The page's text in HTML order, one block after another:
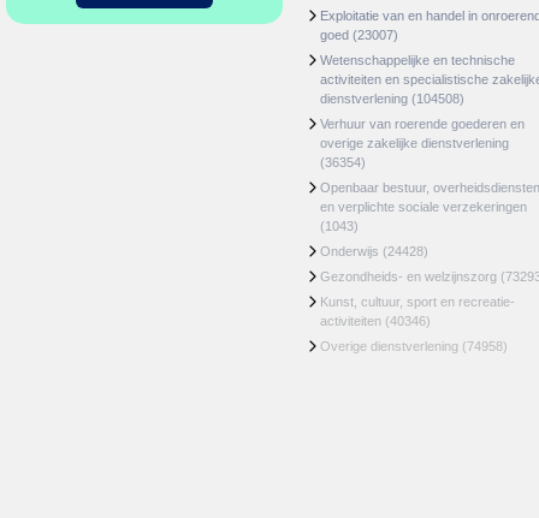
Exploitatie van en handel in
goed (23007)
Wetenschappelijke en technische
activiteiten en specialistische
dienstverlening (104508)
Verhuur van roerende goederen en
overige zakelijke dienstverlening
(36354)
Openbaar bestuur, overheidsdiensten
en verplichte sociale verzekeringen
(1043)
Onderwijs (24428)
Gezondheids- en welzijnszorg
Kunst, cultuur, sport en recreatie-
activiteiten (40346)
Overige dienstverlening (74958)